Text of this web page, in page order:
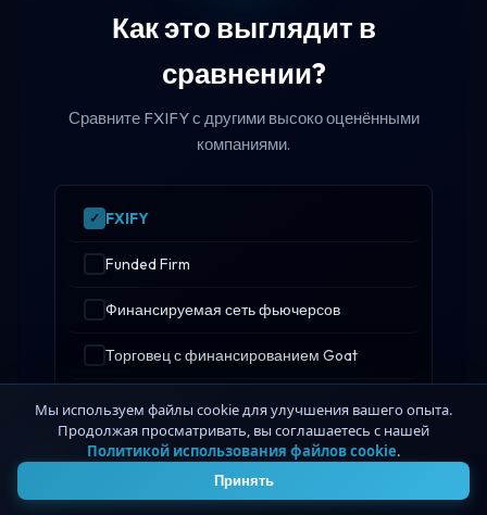
Как это выглядит в
сравнении?
Сравните FXIFY с другими высоко оценёнными
компаниями.
FXIFY
Funded Firm
Финансируемая сеть фьючерсов
Торговец с финансированием Goat
RebelsFunding
Торгуйте пулом
Мы используем файлы cookie для улучшения вашего опыта.
Продолжая просматривать, вы соглашаетесь с нашей
Политикой использования файлов cookie.
Принять